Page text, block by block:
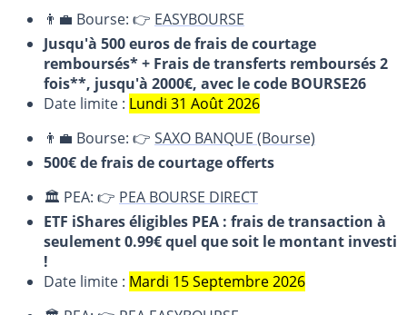
👨‍💼 Bourse: 👉 EASYBOURSE
Jusqu'à 500 euros de frais de courtage
remboursés* + Frais de transferts remboursés 2
fois**, jusqu'à 2000€, avec le code BOURSE26
Date limite : Lundi 31 Août 2026
👨‍💼 Bourse: 👉 SAXO BANQUE (Bourse)
500€ de frais de courtage offerts
🏛️ PEA: 👉 PEA BOURSE DIRECT
ETF iShares éligibles PEA : frais de transaction à
seulement 0.99€ quel que soit le montant investi
!
Date limite : Mardi 15 Septembre 2026